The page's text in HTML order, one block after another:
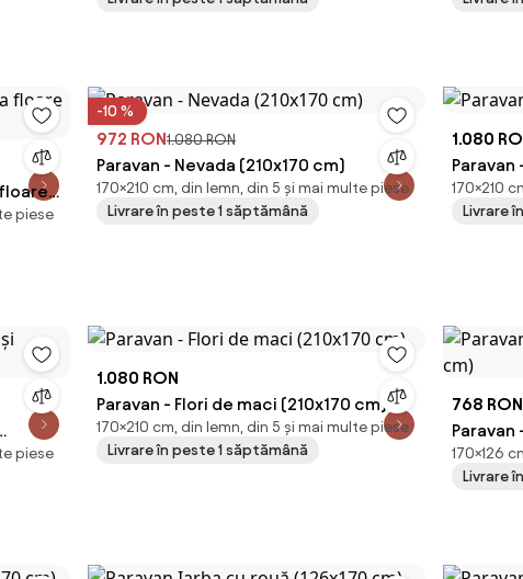
piese
-10 %
972 RON1.080 RON
Paravan - Nevada (210x170 cm)
170×210 cm, din lemn, din 5 și mai multe piese
Livrare în peste 1 săptămână
1.080
Paravan
170×210
Livrare
piese
1.080 RON
Paravan - Flori de maci (210x170 cm)
170×210 cm, din lemn, din 5 și mai multe piese
Livrare în peste 1 săptămână
768 RON
Paravan
cm)
170×126
Livrare